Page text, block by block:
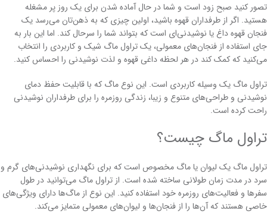
تصور کنید صبح زود است و شما در حال آماده شدن برای یک روز پر مشغله
هستید. اگر از طرفداران قهوه باشید، اولین چیزی که به ذهن‌تان می‌رسد یک
فنجان قهوه داغ یا نوشیدنی‌ای است که بتواند شما را سرحال کند. اما این بار به
جای استفاده از فنجان‌های معمولی، یک تراول ماگ شیک و کاربردی را انتخاب
می‌کنید که کمک کند در هر لحظه داغی قهوه و لذت نوشیدنی را احساس کنید.
تراول ماگ یک وسیله کاربردی است. این نوع ماگ که با قابلیت حفظ دمای
نوشیدنی و طراحی‌های متنوع و زیبا، زندگی روزمره را برای طرفداران نوشیدنی
راحت کرده است.
تراول ماگ چیست؟
تراول ماگ یک لیوان یا ماگ مخصوص است که برای نگهداری نوشیدنی‌های گرم و
سرد در مدت زمان طولانی ساخته شده است. از تراول ماگ می‌توانید در طول
سفرها و فعالیت‌های روزمره خود استفاده کنید. این نوع از ماگ‌ها دارای ویژگی‌های
خاصی هستند که آن‌ها را از فنجان‌ها و لیوان‌های معمولی متمایز می‌کند.